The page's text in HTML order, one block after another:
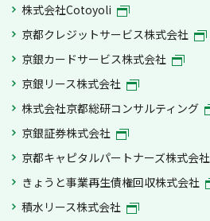
株式会社Cotoyoli
京都クレジットサービス株式会社
京銀カードサービス株式会社
京銀リース株式会社
株式会社京都総研コンサルティング
京銀証券株式会社
京都キャピタルパートナーズ株式会社
きょうと事業再生債権回収株式会社
積水リース株式会社